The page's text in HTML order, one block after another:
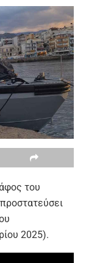
του
2025).